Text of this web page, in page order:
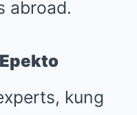
abroad.
kung